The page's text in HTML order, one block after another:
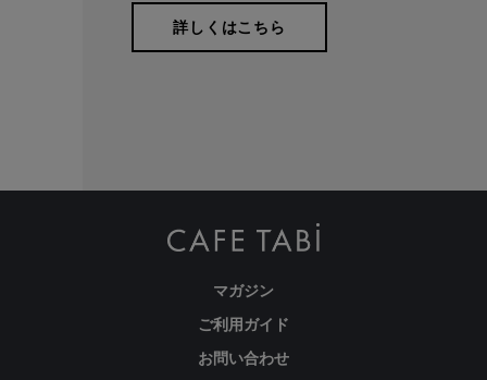
その際はキャンセルをお願いする場合、またはお客様がよろしければ
誠に勝手ながら、ご了承のほどよろしくお願いいたします。
商品画像は撮影環境、またご利用のPC環境等により実物と異なって見
詳しくはこちら
マガジン
ご利用ガイド
お問い合わせ